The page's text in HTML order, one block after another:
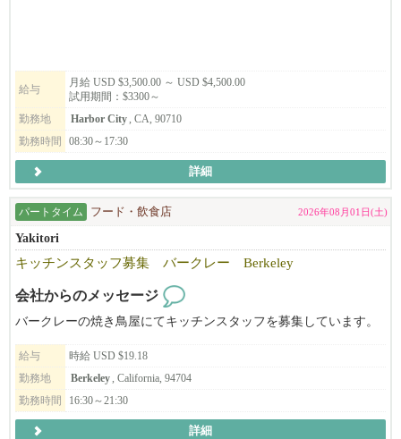
ビザサポートについて
長く働いてくださる方、スキルや姿勢がサロンとマッチした方に
は、Eビザサポートも検討可能です（条件あり）。
あなたの「好き」や「経験」を活かして、NAŌRUで、より深く、
ご応募を心よりお待ちしております。
給与
月給 USD $3,500.00 ～ USD $4,500.00
試用期間：$3300～
勤務地
Harbor City, CA, 90710
勤務時間
08:30～17:30
詳細
パートタイム フード・飲食店 2026年08月01日(土)
Yakitori
キッチンスタッフ募集 バークレー Berkeley
会社からのメッセージ
バークレーの焼き鳥屋にてキッチンスタッフを募集しています。
給与
時給 USD $19.18
勤務地
Berkeley, California, 94704
勤務時間
16:30～21:30
詳細